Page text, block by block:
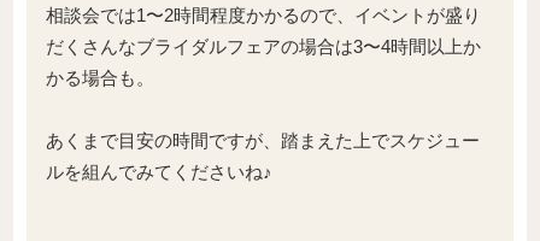
相談会では1〜2時間程度かかるので、イベントが盛り
だくさんなブライダルフェアの場合は3〜4時間以上か
かる場合も。
あくまで目安の時間ですが、踏まえた上でスケジュー
ルを組んでみてくださいね♪